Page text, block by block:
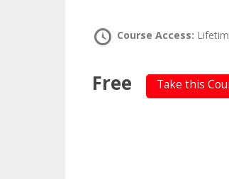
Course Access:
Free Take this